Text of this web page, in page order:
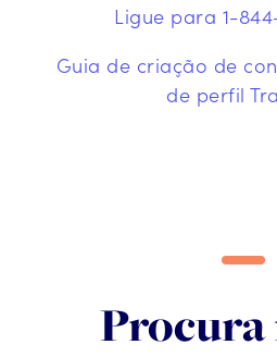
Ligue para 1-
Guia de criação de
de perfil
Procura